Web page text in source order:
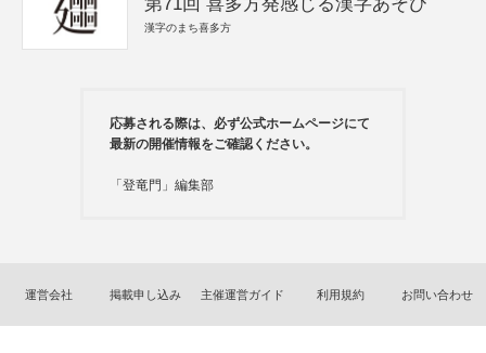
漢字のまち喜多方
応募される際は、必ず公式ホームページにて
最新の開催情報をご確認ください。
「登竜門」編集部
運営会社 掲載申し込み 主催運営ガイド 利用規約 お問い合わせ